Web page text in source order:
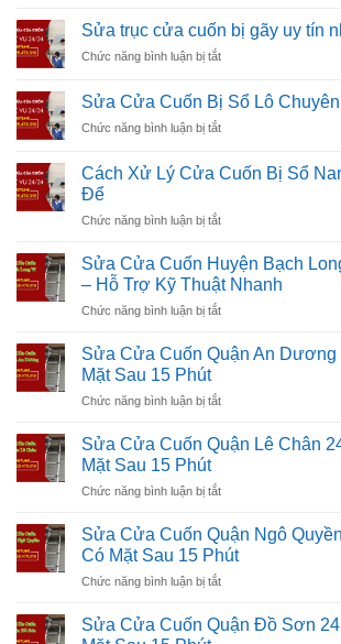
Trục
Cửa
Cuốn
Tín
Nghiệp
Nơi
Sửa trục cửa cuốn bị gãy uy tín
Chức năng bình luận bị tắtở
trục
cửa
cuốn
gãy
nhanh
Sửa Cửa Cuốn Bị Sổ Lô
Chức năng bình luận bị tắtở
Cửa
Cuốn
Sổ
Chuyên
Nghiệp
Giá
Rẻ
Cách Xử Lý Cửa Cuốn Bị Sổ
Để
Chức năng bình luận bị tắtở
Lý
Cửa
Cuốn
Sổ
Quả
Để
Sửa Cửa Cuốn Huyện Bạch
– Hỗ Trợ Kỹ Thuật Nhanh
Chức năng bình luận bị tắtở
Cửa
Cuốn
Bạch
Vĩ
Rẻ
Hỗ
Trợ
Thuật
Sửa Cửa Cuốn Quận An Dương
Mặt Sau 15 Phút
Chức năng bình luận bị tắtở
Cửa
Cuốn
An
24H
Giá
–
Mặt
Sửa Cửa Cuốn Quận Lê Chân
Mặt Sau 15 Phút
Chức năng bình luận bị tắtở
Cửa
Cuốn
Quận
Lê
24H
Sửa Cửa Cuốn Quận Ngô
Có Mặt Sau 15 Phút
Chức năng bình luận bị tắtở
Cửa
Cuốn
Sửa Cửa Cuốn Quận Đồ Sơn